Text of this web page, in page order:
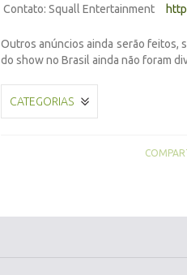
Contato: Squall Entertainment
Outros anúncios ainda serão feitos,
do show no Brasil ainda não foram
CATEGORIAS